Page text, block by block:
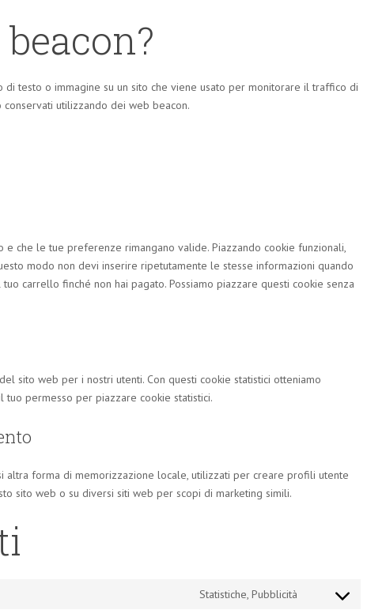
testo o immagine su un sito che viene usato per monitorare il traffico di
utilizzando dei web beacon.
che le tue preferenze rimangano valide. Piazzando cookie funzionali,
modo non devi inserire ripetutamente le stesse informazioni quando
carrello finché non hai pagato. Possiamo piazzare questi cookie senza
sito web per i nostri utenti. Con questi cookie statistici otteniamo
tuo permesso per piazzare cookie statistici.
altra forma di memorizzazione locale, utilizzati per creare profili utente
sito web o su diversi siti web per scopi di marketing simili.
Statistiche, Pubblicità
Consent